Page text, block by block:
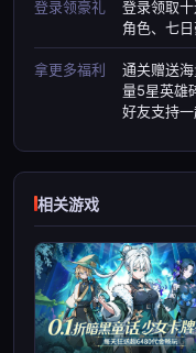
登录领豪礼
登录领取
角色、七日
拿更多福利
通关赠送
量5星英雄
好友支持一
相关游戏